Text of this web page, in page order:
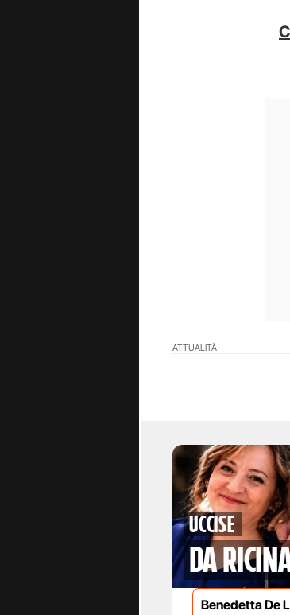
ATTUALITÀ
Uccise
da
Benedetta De